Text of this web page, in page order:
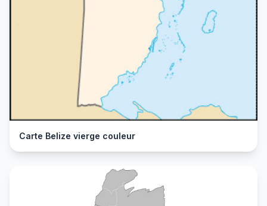
Carte Belize vierge couleur